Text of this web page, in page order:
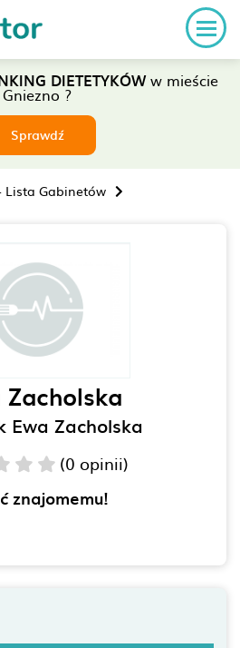
DIETETYKÓWw mieście
Gniezno ?
Sprawdź
Lista Gabinetów
Zacholska
Ewa Zacholska
(0 opinii)
znajomemu!